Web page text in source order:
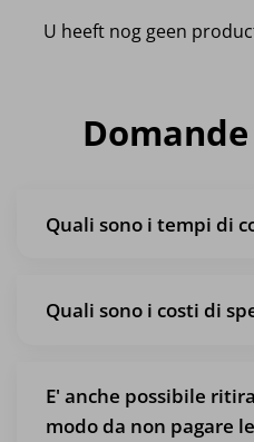
U heeft nog geen
Quali sono i tempi di
Quali sono i costi di
E' anche possibile
modo da non pagare